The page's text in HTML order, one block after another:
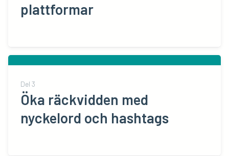
plattformar
Del 3
Öka räckvidden med
nyckelord och hashtags